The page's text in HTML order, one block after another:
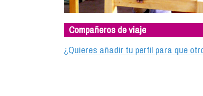
Compañeros de viaje
¿Quieres añadir tu perfil para que